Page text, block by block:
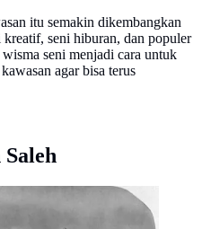
itu semakin dikembangkan
seni hiburan, dan populer
seni menjadi cara untuk
agar bisa terus